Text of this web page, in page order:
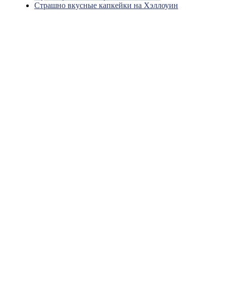
Страшно вкусные капкейки на Хэллоуин